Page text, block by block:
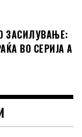
ЗАСИЛУВАЊЕ:
ВО СЕРИЈА А